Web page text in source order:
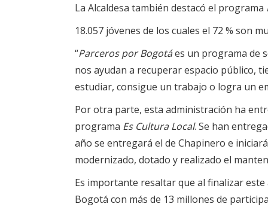
La Alcaldesa también destacó el programa
18.057 jóvenes de los cuales el 72 % son
“Parceros por Bogotáes un programa de
nos ayudan a recuperar espacio público,
estudiar, consigue un trabajo o logra un
Por otra parte, esta administración ha
programa Es Cultura Local. Se han
año se entregará el de Chapinero e
modernizado, dotado y realizado el
Es importante resaltar que al finalizar
Bogotá con más de 13 millones de